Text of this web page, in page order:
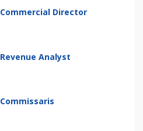
Commercial Director
Revenue Analyst
Commissaris